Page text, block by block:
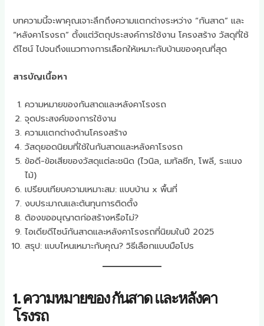
บทความนี้จะพาคุณเจาะลึกถึงความแตกต่างระหว่าง “กันสาด” และ
“หลังคาโรงรถ” ตั้งแต่วัตถุประสงค์การใช้งาน โครงสร้าง วัสดุที่ใช้
ดีไซน์ ไปจนถึงแนวทางการเลือกให้เหมาะกับบ้านของคุณที่สุด
สารบัญเนื้อหา
ความหมายของกันสาดและหลังคาโรงรถ
จุดประสงค์ของการใช้งาน
ความแตกต่างด้านโครงสร้าง
วัสดุยอดนิยมที่ใช้ในกันสาดและหลังคาโรงรถ
ข้อดี-ข้อเสียของวัสดุแต่ละชนิด (ไวนิล, เมทัลชีท, โพลี, ระแนง
ไม้)
เปรียบเทียบความเหมาะสม: แบบบ้าน x พื้นที่
งบประมาณและต้นทุนการติดตั้ง
ต้องขออนุญาตก่อสร้างหรือไม่?
ไอเดียดีไซน์กันสาดและหลังคาโรงรถที่นิยมในปี 2025
สรุป: แบบไหนเหมาะกับคุณ? วิธีเลือกแบบมือโปร
1. ความหมายของ กันสาด และหลังคา
โรงรถ